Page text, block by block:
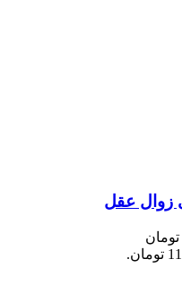
زوال عقل
قیمت اصلی: 130,000 تومان